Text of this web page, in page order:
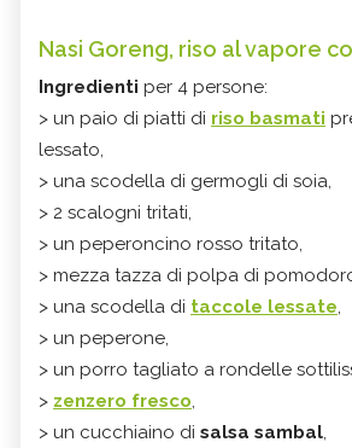
Nasi Goreng, riso al vapore
Ingredienti per 4 persone:
> un paio di piatti di riso basmati
lessato,
> una scodella di germogli di soia,
> 2 scalogni tritati,
> un peperoncino rosso tritato,
> mezza tazza di polpa di
> una scodella di taccole lessate,
> un peperone,
> un porro tagliato a rondelle
> zenzero fresco,
> un cucchiaino di salsa sambal,